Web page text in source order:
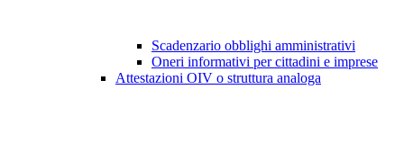
Scadenzario obblighi amministrativi
Oneri informativi per cittadini e imprese
Attestazioni OIV o struttura analoga